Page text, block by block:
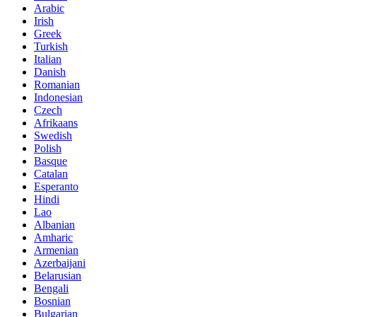
Arabic
Irish
Greek
Turkish
Italian
Danish
Romanian
Indonesian
Czech
Afrikaans
Swedish
Polish
Basque
Catalan
Esperanto
Hindi
Lao
Albanian
Amharic
Armenian
Azerbaijani
Belarusian
Bengali
Bosnian
Bulgarian